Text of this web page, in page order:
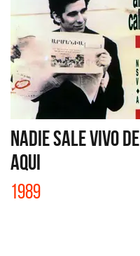
NADIE SALE VIVO DE
AQUI
1989